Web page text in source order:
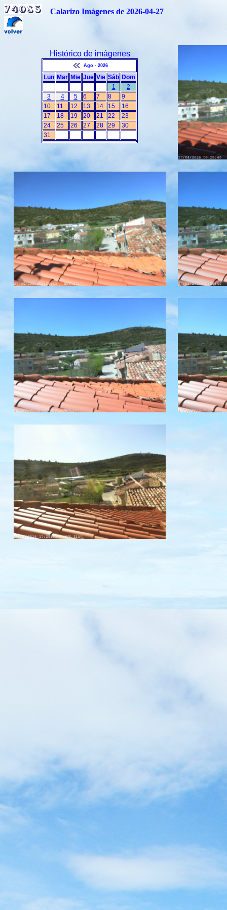
Calarizo Imágenes de 2026-04-27
Histórico de imágenes
Ago - 2026
Lun Mar Mie Jue Vie Sáb Dom
1
2
3
4 5 6 7 8
9
10
11 12 13 14 15
16
17
18 19 20 21 22
23
24
25 26 27 28 29
30
31